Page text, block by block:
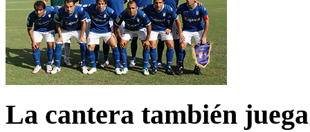
La cantera también juega